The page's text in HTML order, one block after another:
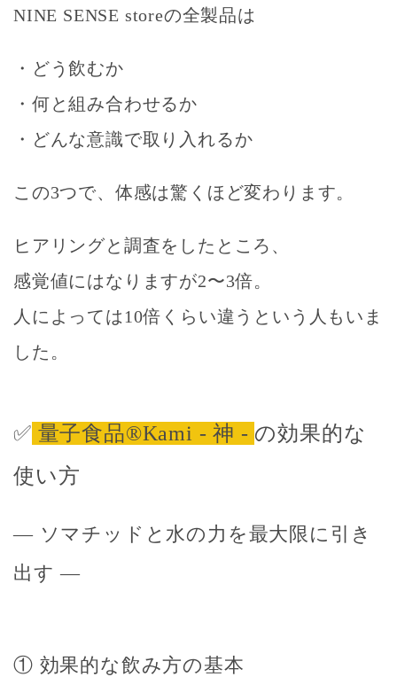
NINE SENSE storeの全製品は
・どう飲むか
・ 何と組み合わせるか
・ どんな意識で取り入れるか
この3つで、体感は驚くほど変わります。
ヒアリングと調査をしたところ、
感覚値にはなりますが2〜3倍。
人によっては10倍くらい違うという人もいま
した。
✅ 量子食品®Kami - 神 - の効果的な
使い方
― ソマチッドと水の力を最大限に引き
出す ―
① 効果的な飲み方の基本